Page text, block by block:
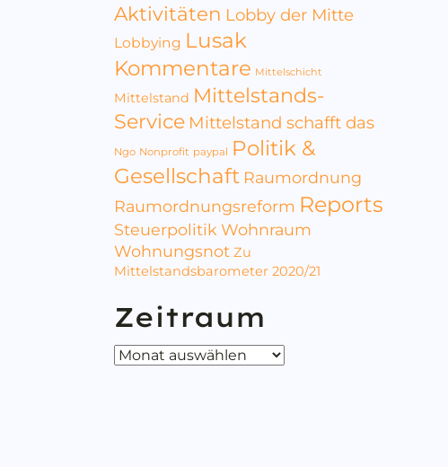
Aktivitäten Lobby der Mitte
Lobbying Lusak
Kommentare Mittelschicht
Mittelstand Mittelstands-
Service Mittelstand schafft das
Ngo Nonprofit paypal Politik &
Gesellschaft Raumordnung
Raumordnungsreform Reports
Steuerpolitik Wohnraum
Wohnungsnot Zu
Mittelstandsbarometer 2020/21
Zeitraum
Zeitraum